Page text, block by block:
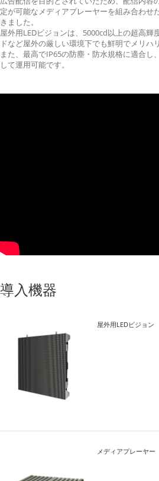
定が可能なメディアプレーヤーを組み合わせ
きました。
屋外用LEDビジョンは、5000cd以上の超高輝
ドなど屋外の厳しい環境下でも鮮明でメリハ
また、最高でIP65の防塵・防水規格に適合し
して運用可能です。
導入機器
屋外用LEDビジョン
メディアプレーヤー